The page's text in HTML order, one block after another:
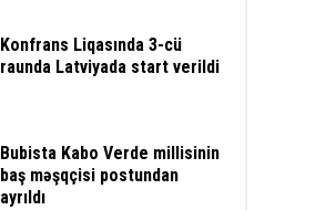
Konfrans Liqasında 3-cü
raunda Latviyada start verildi
Bubista Kabo Verde millisinin
baş məşqçisi postundan
ayrıldı